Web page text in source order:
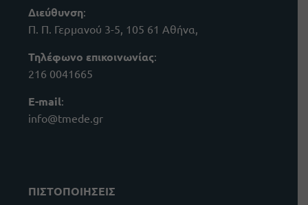
Διεύθυνση:
Π. Π. Γερμανού 3-5, 105 61 Αθήνα,
Τηλέφωνο επικοινωνίας:
216 0041665
E-mail:
info@tmede.gr
ΠΙΣΤΟΠΟΙΗΣΕΙΣ